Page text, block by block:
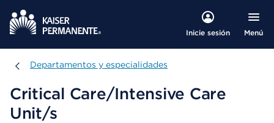
Inicie sesión Menú
Departamentos y especialidades
Departamentos y especialidades
Critical Care/Intensive Care
Unit/s